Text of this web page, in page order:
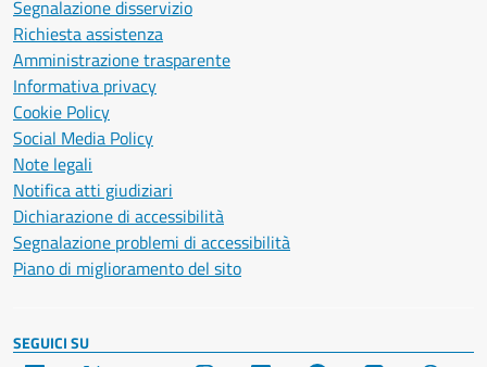
Segnalazione disservizio
Richiesta assistenza
Amministrazione trasparente
Informativa privacy
Cookie Policy
Social Media Policy
Note legali
Notifica atti giudiziari
Dichiarazione di accessibilità
Segnalazione problemi di accessibilità
Piano di miglioramento del sito
SEGUICI SU